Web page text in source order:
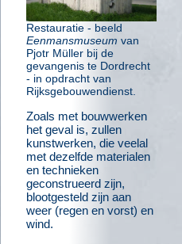
Restauratie - beeld
Eenmansmuseum van
Pjotr Müller bij de
gevangenis te Dordrecht
- in opdracht van
Rijksgebouwendienst.
Zoals met bouwwerken
het geval is, zullen
kunstwerken, die veelal
met dezelfde materialen
en technieken
geconstrueerd zijn,
blootgesteld zijn aan
weer (regen en vorst) en
wind.